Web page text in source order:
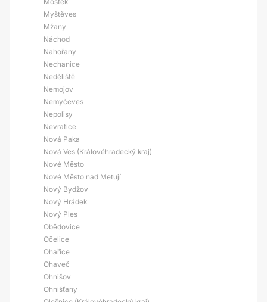
Myštěves
Mžany
Náchod
Nahořany
Nechanice
Neděliště
Nemojov
Nemyčeves
Nepolisy
Nevratice
Nová Paka
Nová Ves (Královéhradecký kraj)
Nové Město
Nové Město nad Metují
Nový Bydžov
Nový Hrádek
Nový Ples
Obědovice
Očelice
Ohařice
Ohaveč
Ohnišov
Ohnišťany